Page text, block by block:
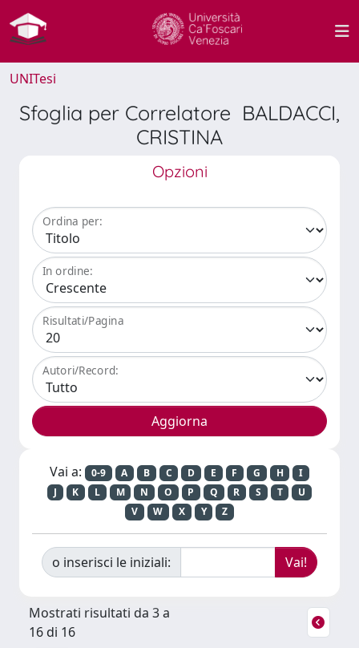
UNITesi
Sfoglia per Correlatore BALDACCI,
CRISTINA
Opzioni
Ordina per:
In ordine:
Risultati/Pagina
Autori/Record:
Vai a: 0-9 A B C D E F G H
I
J
K L M N O P Q R S T
U
V
W X Y Z
o inserisci le iniziali:
Mostrati risultati da 3 a
16 di 16